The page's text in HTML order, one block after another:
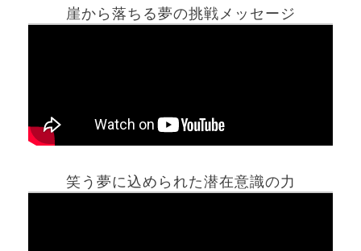
崖から落ちる夢の挑戦メッセージ
笑う夢に込められた潜在意識の力